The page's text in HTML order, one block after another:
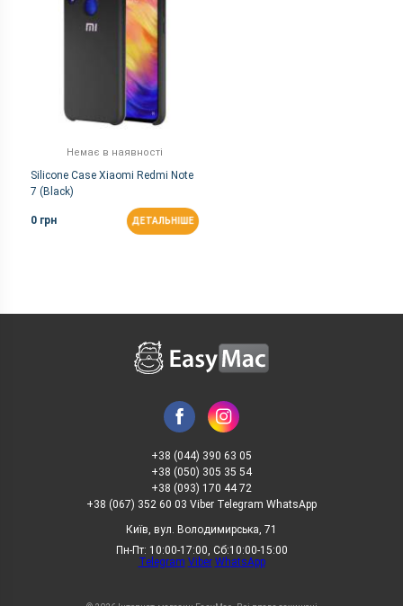
Немає в наявності
Silicone Case Xiaomi Redmi Note
7 (Black)
0 грн ДЕТАЛЬНІШЕ
+38 (044) 390 63 05
+38 (050) 305 35 54
+38 (093) 170 44 72
+38 (067) 352 60 03 Viber Telegram WhatsApp
Київ, вул. Володимирська, 71
Пн-Пт: 10:00-17:00, Сб:10:00-15:00
Telegram Viber WhatsApp